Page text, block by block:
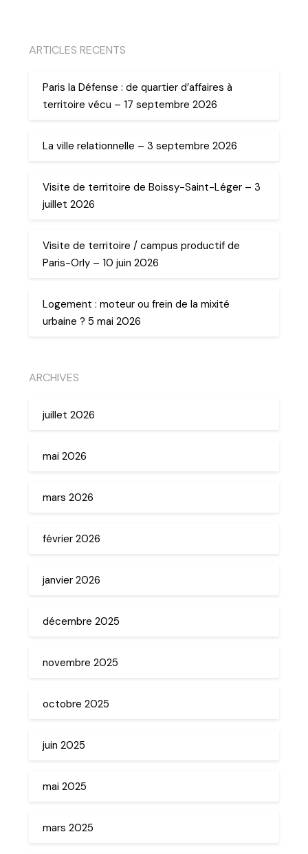
ARTICLES RECENTS
Paris la Défense : de quartier d’affaires à
territoire vécu – 17 septembre 2026
La ville relationnelle – 3 septembre 2026
Visite de territoire de Boissy-Saint-Léger – 3
juillet 2026
Visite de territoire / campus productif de
Paris-Orly – 10 juin 2026
Logement : moteur ou frein de la mixité
urbaine ? 5 mai 2026
ARCHIVES
juillet 2026
mai 2026
mars 2026
février 2026
janvier 2026
décembre 2025
novembre 2025
octobre 2025
juin 2025
mai 2025
mars 2025